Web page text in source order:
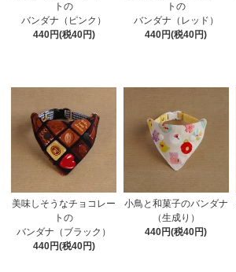
トの
バンダナ（ピンク）
440円(税40円)
トの
バンダナ（レッド）
440円(税40円)
美味しそうなチョコレー
トの
バンダナ（ブラック）
440円(税40円)
小鳥と和菓子のバンダナ
（生成り）
440円(税40円)